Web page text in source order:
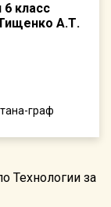
6 класс
А.Т.
граф
Технологии за